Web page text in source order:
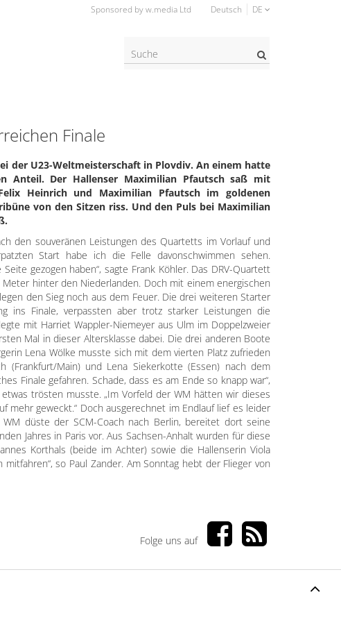
Sponsored by w.media Ltd Deutsch DE
Suche?
Finale
der U23-Weltmeisterschaft in Plovdiv. An einem hatte
Anteil. Der Hallenser Maximilian Pfautsch saß mit
Heinrich und Maximilian Pfautsch im goldenen
von den Sitzen riss. Und den Puls bei Maximilian
den souveränen Leistungen des Quartetts im Vorlauf und
Start habe ich die Felle davonschwimmen sehen.
gezogen haben“, sagte Frank Köhler. Das DRV-Quartett
hinter den Niederlanden. Doch mit einem energischen
den Sieg noch aus dem Feuer. Die drei weiteren Starter
ins Finale, verpassten aber trotz starker Leistungen die
mit Harriet Wappler-Niemeyer aus Ulm im Doppelzweier
Mal in dieser Altersklasse dabei. Die drei anderen Boote
Lena Wölke musste sich mit dem vierten Platz zufrieden
(Frankfurt/Main) und Lena Siekerkotte (Essen) nach dem
Finale gefahren. Schade, dass es am Ende so knapp war“,
trösten musste. „Im Vorfeld der WM hätten wir dieses
mehr geweckt.“ Doch ausgerechnet im Endlauf lief es leider
düste der SCM-Coach nach Berlin, bereitet dort seine
Jahres in Paris vor. Aus Sachsen-Anhalt wurden für diese
Korthals (beide im Achter) sowie die Hallenserin Viola
so Paul Zander. Am Sonntag hebt der Flieger von
Folge uns auf